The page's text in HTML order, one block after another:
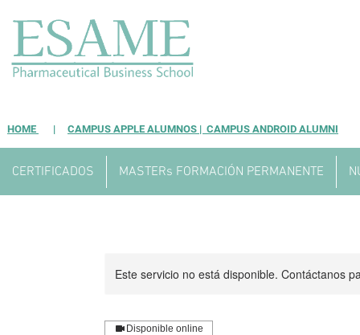
HOME | CAMPUS APPLE ALUMNOS | CAMPUS ANDROID ALUMNI
CERTIFICADOS MASTERs FORMACIÓN PERMANENTE
Este servicio no está disponible. Contáctanos
Disponible online